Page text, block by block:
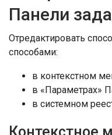
Панели
Отредактировать
способами:
в контекстном
в «Параметрах»
в системном